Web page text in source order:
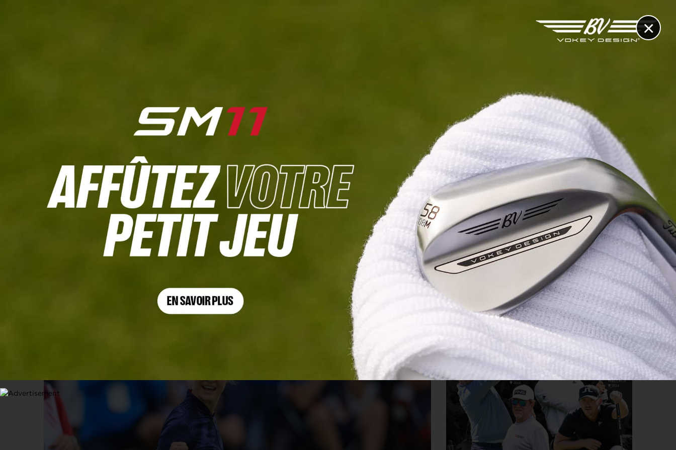
×
SOLHEIM CUP 2024, FOURBALLS, 2E SESSION
Les États-Unis s’envolent après une démonstration de Nelly Korda